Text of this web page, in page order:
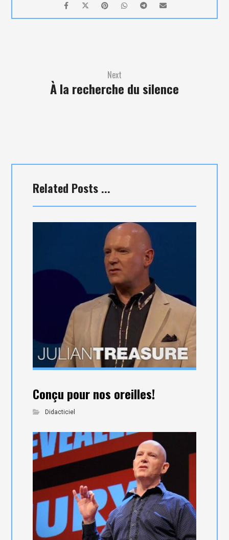
Next
À la recherche du silence
Related Posts ...
Conçu pour nos oreilles!
Didacticiel